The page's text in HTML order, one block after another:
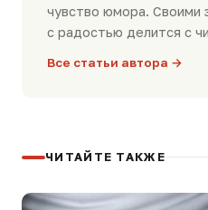
чувство юмора. Своими
с радостью делится с
Все статьи автора →
ЧИТАЙТЕ ТАКЖЕ